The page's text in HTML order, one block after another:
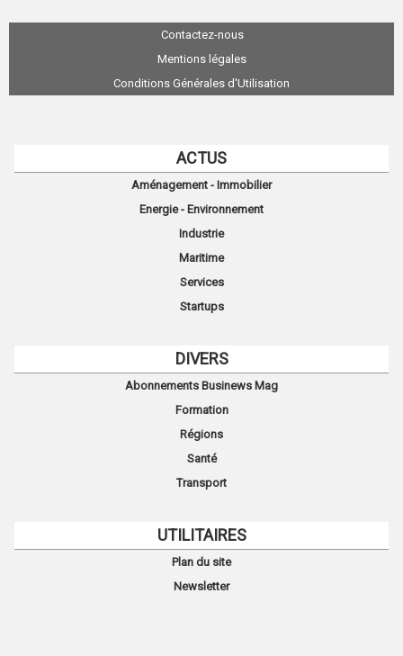
Contactez-nous
Mentions légales
Conditions Générales d'Utilisation
ACTUS
Aménagement - Immobilier
Energie - Environnement
Industrie
Maritime
Services
Startups
DIVERS
Abonnements Businews Mag
Formation
Régions
Santé
Transport
UTILITAIRES
Plan du site
Newsletter